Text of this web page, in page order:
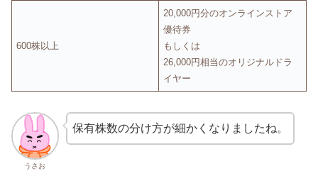
600株以上
20,000円分のオンラインストア
優待券
もしくは
26,000円相当のオリジナルドラ
イヤー
うさお
保有株数の分け方が細かくなりましたね。